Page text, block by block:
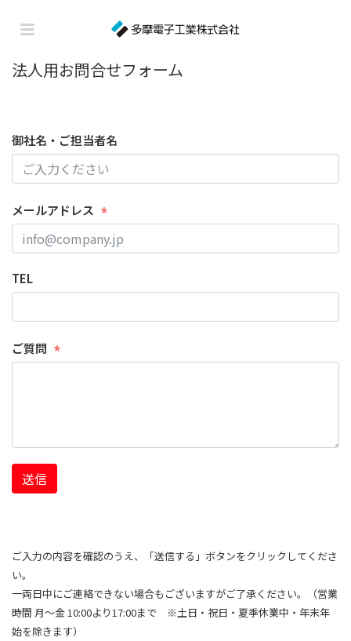
法人用お問合せフォーム
御社名・ご担当者名
メールアドレス
TEL
ご質問
送信
ご入力の内容を確認のうえ、「送信する」ボタンをクリックしてくださ
い。
一両日中にご連絡できない場合もございますがご了承ください。（営業
時間 月～金 10:00より17:00まで ※土日・祝日・夏季休業中・年末年
始を除きます）